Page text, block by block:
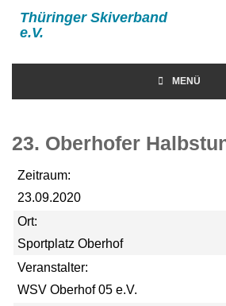
Thüringer Skiverband
e.V.
MENÜ
23. Oberhofer
Zeitraum:
23.09.2020
Ort:
Sportplatz Oberhof
Veranstalter:
WSV Oberhof 05 e.V.